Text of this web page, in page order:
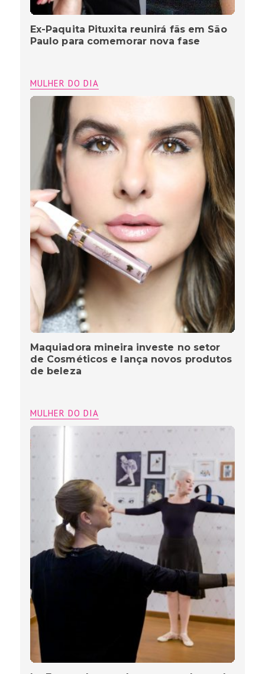
Ex-Paquita Pituxita reunirá fãs em São
Paulo para comemorar nova fase
MULHER DO DIA
Maquiadora mineira investe no setor
de Cosméticos e lança novos produtos
de beleza
MULHER DO DIA